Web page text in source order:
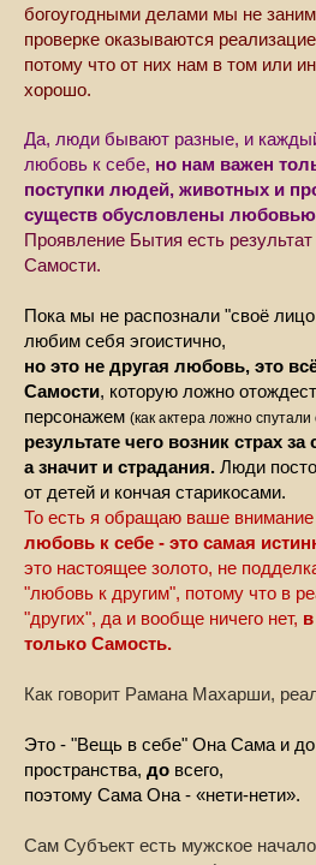
богоугодными делами мы не
проверке оказываются
потому что от них нам в том или
хорошо.
Да, люди бывают разные, и
любовь к себе, но нам важен
поступки людей, животных и
существ обусловлены любовью
Проявление Бытия есть
Самости.
Пока мы не распознали "своё
любим себя эгоистично,
но это не другая любовь, это
Самости, которую ложно
персонажем (как актера ложно спутали
результате чего возник страх
а значит и страдания. Люди
от детей и кончая старикосами.
То есть я обращаю ваше внимание
любовь к себе - это самая
это настоящее золото, не
"любовь к другим", потому что в
"других", да и вообще ничего нет,
только Самость.
Как говорит Рамана Махарши,
Это - "Вещь в себе" Она Сама и до
пространства, до всего,
поэтому Сама Она - «нети-нети».
Сам Субъект есть мужское